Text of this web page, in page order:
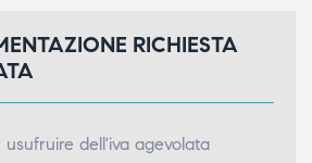
RICHIESTA
usufruire dell'iva agevolata